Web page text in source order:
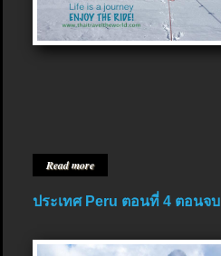
Read more
ประเทศ Peru ตอนที่ 4 ตอนจบ